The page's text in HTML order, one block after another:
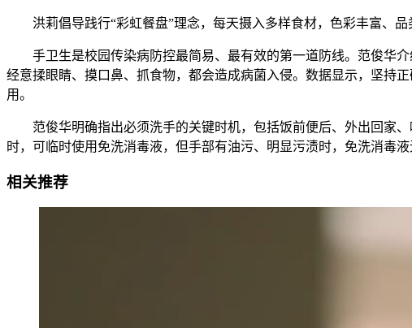
洪莉倡导践行“彩虹餐盘”理念，每天摄入多样食材，色彩丰富、品
手卫生是校园传染病防控最简易、最有效的第一道防线。范俊华介
经意揉眼睛、摸口鼻、抓食物，都会造成病菌入侵。数据显示，坚持
用。
范俊华明确指出必须洗手的关键时机，包括饭前便后、外出回家、
时，可临时使用免洗消毒液，但手部有油污、明显污渍时，免洗消毒
相关推荐